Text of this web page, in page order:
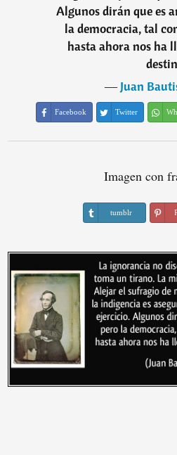
Algunos dirán que es
la democracia, tal
hasta ahora nos ha
―Juan
Facebook Twitter
Imagen con
tumblr